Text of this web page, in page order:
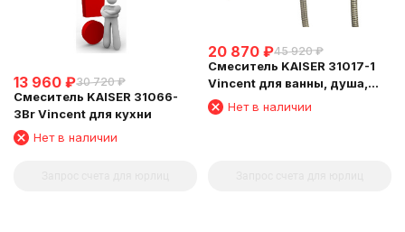
13 960 ₽30 720 ₽
Смеситель KAISER 31066-
3Br Vincent для кухни
Нет в наличии
20 870 ₽45 920 ₽
Смеситель KAISER 31017-1
Vincent для ванны, душа,
биде, Бронза
Нет в наличии